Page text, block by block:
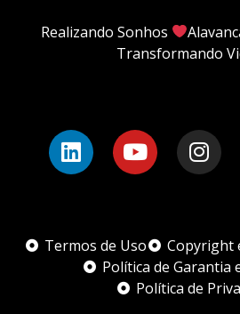
Realizando Sonhos
Transformando
Termos de Uso
Copyright
Política de Garantia
Política de